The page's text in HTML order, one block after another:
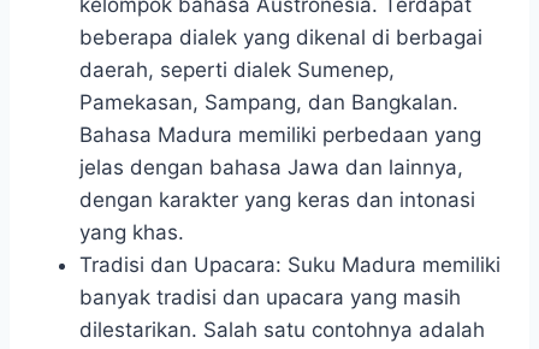
kelompok bahasa Austronesia. Terdapat
beberapa dialek yang dikenal di berbagai
daerah, seperti dialek Sumenep,
Pamekasan, Sampang, dan Bangkalan.
Bahasa Madura memiliki perbedaan yang
jelas dengan bahasa Jawa dan lainnya,
dengan karakter yang keras dan intonasi
yang khas.
Tradisi dan Upacara: Suku Madura memiliki
banyak tradisi dan upacara yang masih
dilestarikan. Salah satu contohnya adalah